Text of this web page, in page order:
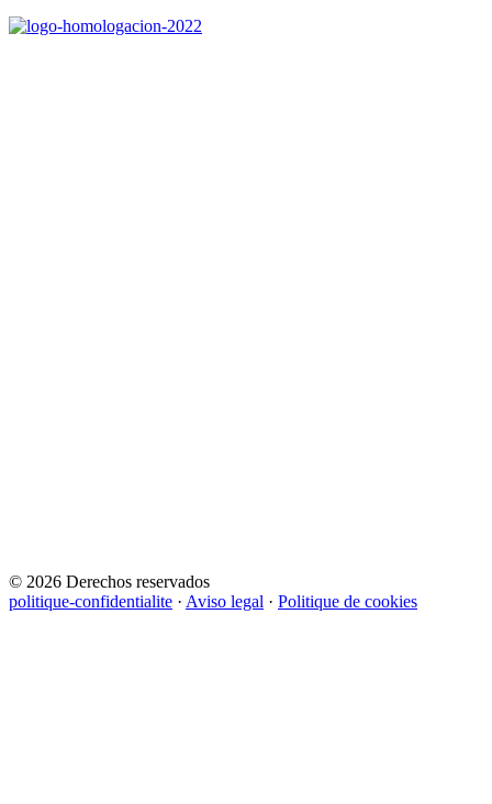
© 2026 Derechos reservados
politique-confidentialite · Aviso legal · Politique de cookies